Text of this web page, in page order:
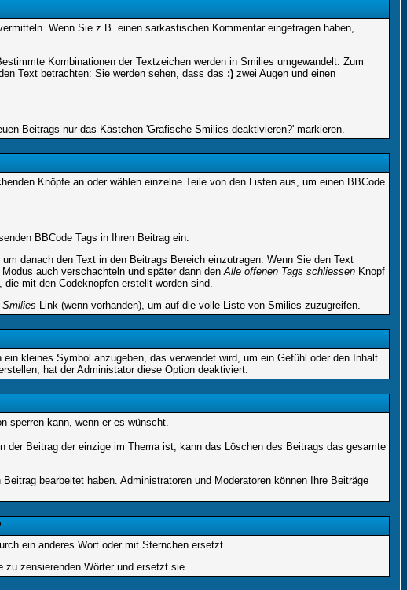
Wenn Sie z.B. einen sarkastischen Kommentar eingetragen haben,
Kombinationen der Textzeichen werden in Smilies umgewandelt. Zum
Text betrachten: Sie werden sehen, dass das :)zwei Augen und einen
Beitrags nur das Kästchen 'Grafische Smilies deaktivieren?' markieren.
Knöpfe an oder wählen einzelne Teile von den Listen aus, um einen BBCode
BBCode Tags in Ihren Beitrag ein.
danach den Text in den Beitrags Bereich einzutragen. Wenn Sie den Text
auch verschachteln und später dann denAlle offenen Tags schliessenKnopf
mit den Codeknöpfen erstellt worden sind.
Smilies Link (wenn vorhanden), um auf die volle Liste von Smilies zuzugreifen.
kleines Symbol anzugeben, das verwendet wird, um ein Gefühl oder den Inhalt
hat der Administator diese Option deaktiviert.
sperren kann, wenn er es wünscht.
Beitrag der einzige im Thema ist, kann das Löschen des Beitrags das gesamte
bearbeitet haben. Administratoren und Moderatoren können Ihre Beiträge
ein anderes Wort oder mit Sternchen ersetzt.
zu zensierenden Wörter und ersetzt sie.